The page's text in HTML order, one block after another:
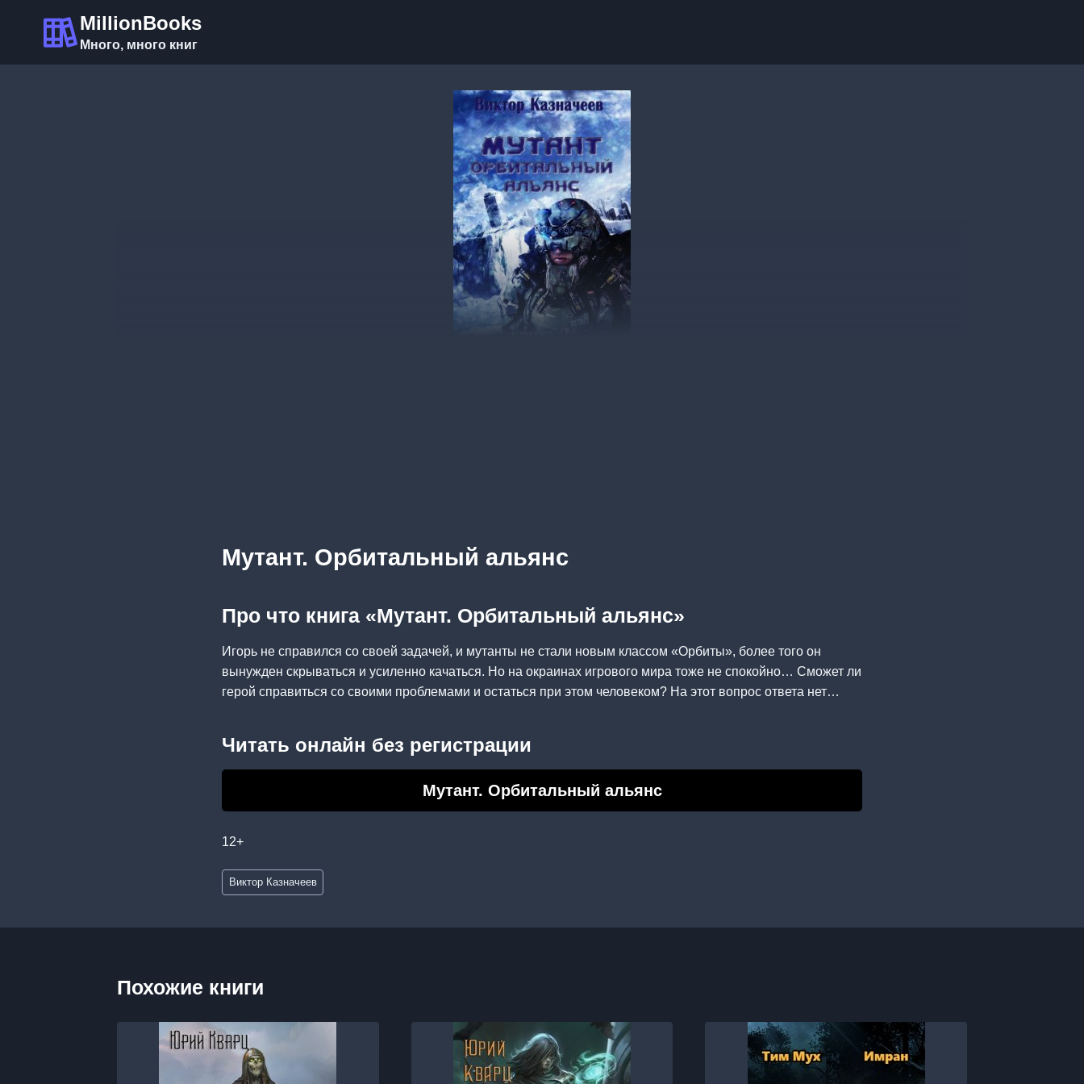
содержимому
MillionBooks
Много, много книг
Мутант. Орбитальный альянс
Про что книга «Мутант. Орбитальный альянс»
Игорь не справился со своей задачей, и мутанты не стали новым классом «Орбиты», более того он
вынужден скрываться и усиленно качаться. Но на окраинах игрового мира тоже не спокойно… Сможет ли
герой справиться со своими проблемами и остаться при этом человеком? На этот вопрос ответа нет…
Читать онлайн без регистрации
Мутант. Орбитальный альянс
12+
Метки
записи:
Виктор Казначеев
Похожие книги